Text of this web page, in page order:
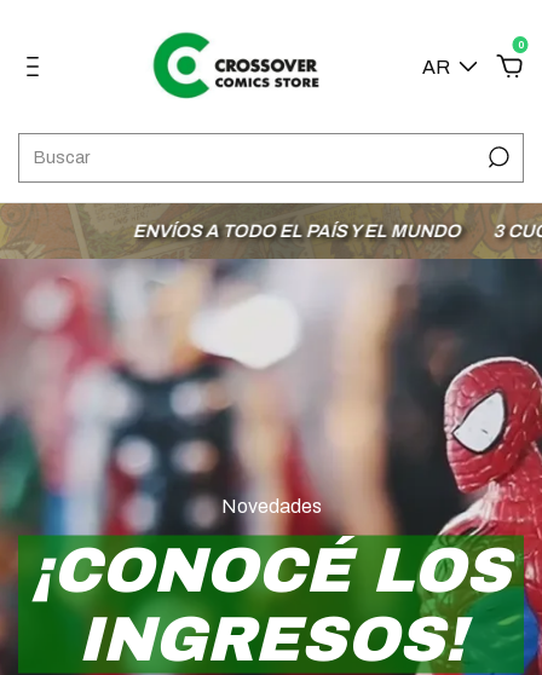
AR
0
ENVÍOS A TODO EL PAÍS Y EL MUNDO 3 CUOTAS SIN
Novedades
¡CONOCÉ LOS
INGRESOS!